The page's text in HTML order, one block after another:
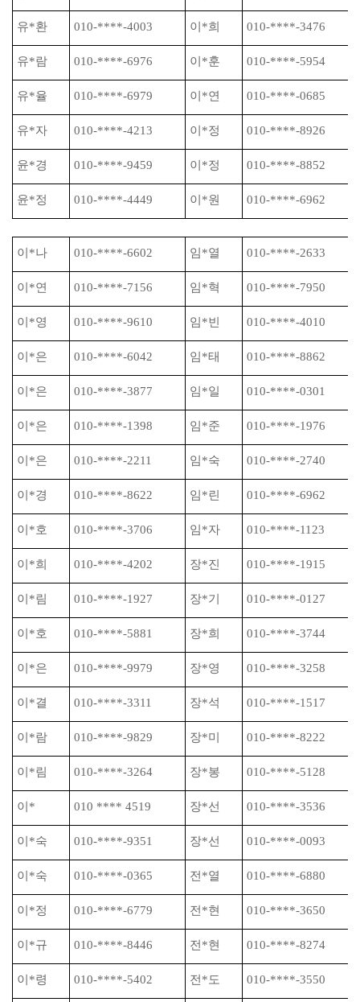
유*환 010-****-4003 이 *희 010-****-3476
유*람 010-****-6976 이 *훈 010-****-5954
유*율 010-****-6979 이 *연 010-****-0685
유*자 010-****-4213 이 *정 010-****-8926
윤*경 010-****-9459 이 *정 010-****-8852
윤*정 010-****-4449 이 *원 010-****-6962
이 *나 010-****-6602 임*열 010-****-2633
이 *연 010-****-7156 임*혁 010-****-7950
이 *영 010-****-9610 임*빈 010-****-4010
이 *은 010-****-6042 임*태 010-****-8862
이 *은 010-****-3877 임*일 010-****-0301
이 *은 010-****-1398 임*준 010-****-1976
이 *은 010-****-2211 임*숙 010-****-2740
이 *경 010-****-8622 임*린 010-****-6962
이 *호 010-****-3706 임*자 010-****-1123
이 *희 010-****-4202 장*진 010-****-1915
이 *림 010-****-1927 장*기 010-****-0127
이 *호 010-****-5881 장*희 010-****-3744
이 *은 010-****-9979 장*영 010-****-3258
이 *결 010-****-3311 장*석 010-****-1517
이 *람 010-****-9829 장*미 010-****-8222
이 *림 010-****-3264 장*봉 010-****-5128
이 * 010 **** 4519 장*선 010-****-3536
이 *숙 010-****-9351 장*선 010-****-0093
이 *숙 010-****-0365 전*열 010-****-6880
이 *정 010-****-6779 전*현 010-****-3650
이 *규 010-****-8446 전*현 010-****-8274
이 *령 010-****-5402 전*도 010-****-3550